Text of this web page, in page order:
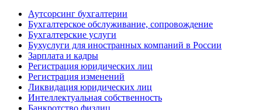
Аутсорсинг бухгалтерии
Бухгалтерское обслуживание, сопровождение
Бухгалтерские услуги
Бухуслуги для иностранных компаний в России
Зарплата и кадры
Регистрация юридических лиц
Регистрация изменений
Ликвидация юридических лиц
Интеллектуальная собственность
Банкротство физлиц